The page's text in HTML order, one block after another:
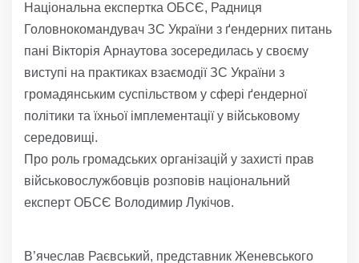
Національна експертка ОБСЄ, Радниця
Головнокомандувач ЗС України з ґендерних питань
пані Вікторія Арнаутова зосередилась у своєму
виступі на практиках взаємодії ЗС України з
громадянським суспільством у сфері ґендерної
політики та їхньої імплементації у військовому
середовищі.
Про роль громадських організацій у захисті прав
військовослужбовців розповів національний
експерт ОБСЄ Володимир Лукічов.
В’ячеслав Раєвський, представник Женевського